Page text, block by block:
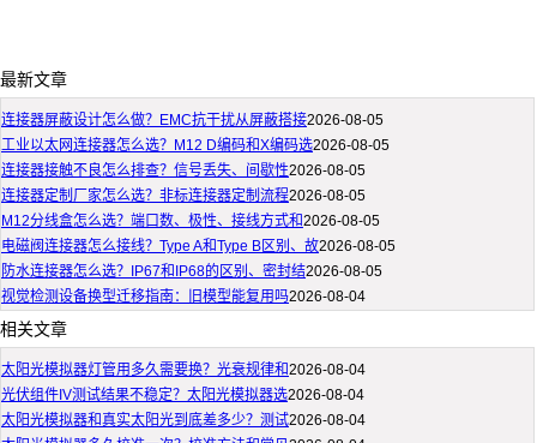
最新文章
连接器屏蔽设计怎么做？EMC抗干扰从屏蔽搭接2026-08-05
工业以太网连接器怎么选？M12 D编码和X编码选2026-08-05
连接器接触不良怎么排查？信号丢失、间歇性2026-08-05
连接器定制厂家怎么选？非标连接器定制流程2026-08-05
M12分线盒怎么选？端口数、极性、接线方式和2026-08-05
电磁阀连接器怎么接线？Type A和Type B区别、故2026-08-05
防水连接器怎么选？IP67和IP68的区别、密封结2026-08-05
视觉检测设备换型迁移指南：旧模型能复用吗2026-08-04
相关文章
太阳光模拟器灯管用多久需要换？光衰规律和2026-08-04
光伏组件IV测试结果不稳定？太阳光模拟器选2026-08-04
太阳光模拟器和真实太阳光到底差多少？测试2026-08-04